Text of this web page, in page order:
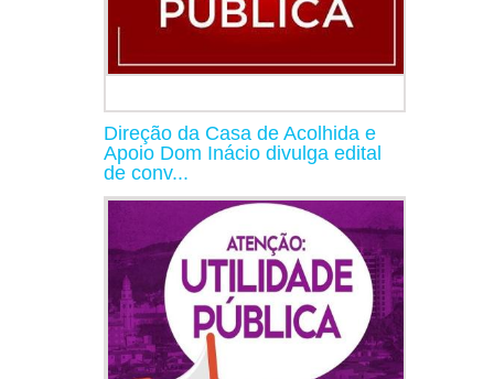
Direção da Casa de Acolhida e
Apoio Dom Inácio divulga edital
de conv...